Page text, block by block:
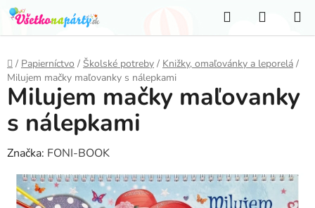
Prejsť
na
obsah
Hľadať
KOŠÍK
Domov
/ Papierníctvo / Školské potreby / Knižky, omaľovánky a leporelá /
Milujem mačky maľovanky s nálepkami
Milujem mačky maľovanky
s nálepkami
Značka: FONI-BOOK